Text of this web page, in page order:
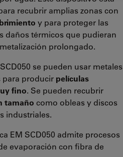
recubrir amplias zonas con
y para proteger las
daños térmicos que pudieran
prolongado.
se pueden usar metales
para producir películas
fino. Se pueden recubrir
tamaño como obleas y discos
industriales.
EM SCD050 admite procesos
evaporación con fibra de